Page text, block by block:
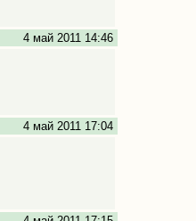
4 май 2011 14:46
4 май 2011 17:04